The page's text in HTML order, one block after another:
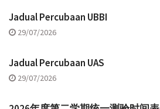
Jadual Percubaan UBBI
29/07/2026
Jadual Percubaan UAS
29/07/2026